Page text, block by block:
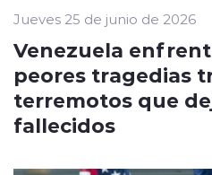
Jueves 25 de junio de 2026
Venezuela
peores tragedias
terremotos que
fallecidos